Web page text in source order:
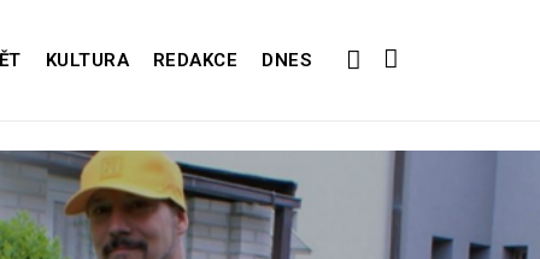
KULTURA REDAKCE DNES